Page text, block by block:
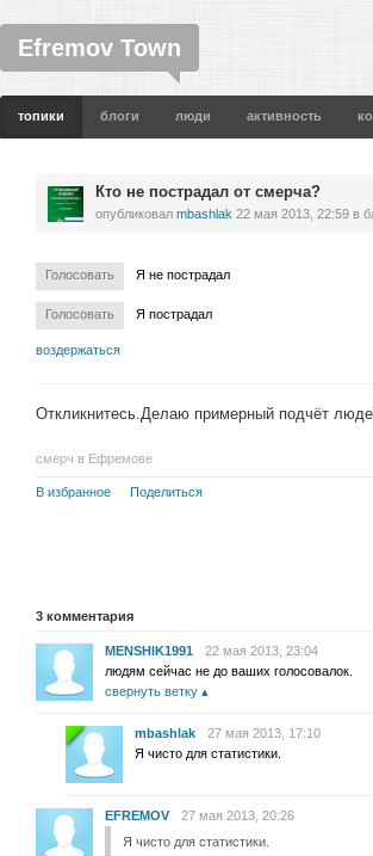
Efremov Town
топики блоги люди активность
Кто не пострадал от смерча?
опубликовал mbashlak 22 мая 2013, 22:59 в
Голосовать Я не пострадал
Голосовать Я пострадал
воздержаться
Откликнитесь.Делаю примерный подчёт
смерч в Ефремове
В избранное Поделиться
3 комментария
MENSHIK1991
22 мая 2013, 23:04
людям сейчас не до ваших голосовалок.
свернуть ветку
mbashlak
27 мая 2013, 17:10
Я чисто для статистики.
EFREMOV
27 мая 2013, 20:26
Я чисто для статистики.